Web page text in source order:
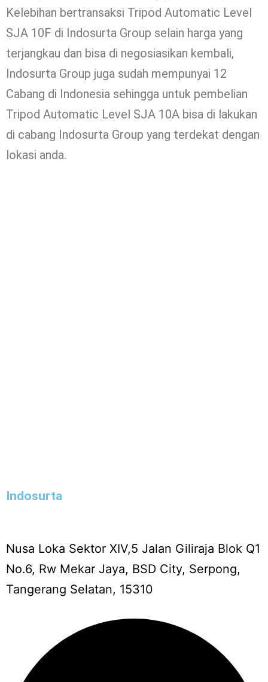
Kelebihan bertransaksi Tripod Automatic Level
SJA 10F di Indosurta Group selain harga yang
terjangkau dan bisa di negosiasikan kembali,
Indosurta Group juga sudah mempunyai 12
Cabang di Indonesia sehingga untuk pembelian
Tripod Automatic Level SJA 10A bisa di lakukan
di cabang Indosurta Group yang terdekat dengan
lokasi anda.
Indosurta
Nusa Loka Sektor XIV,5 Jalan Giliraja Blok Q1
No.6, Rw Mekar Jaya, BSD City, Serpong,
Tangerang Selatan, 15310